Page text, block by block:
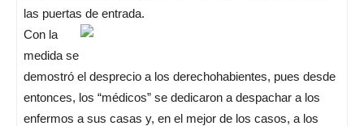
las puertas de entrada.
Con la
medida se
demostró el desprecio a los derechohabientes, pues desde
entonces, los “médicos” se dedicaron a despachar a los
enfermos a sus casas y, en el mejor de los casos, a los